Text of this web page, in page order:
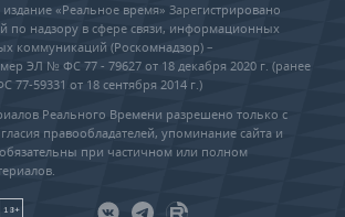
«Реальное время» Зарегистрировано
по надзору в сфере связи, информационных
коммуникаций (Роскомнадзор) –
ЭЛ № ФС 77 - 79627 от 18 декабря 2020 г. (ранее
77-59331 от 18 сентября 2014 г.)
Реального Времени разрешено только с
правообладателей, упоминание сайта и
при частичном или полном
18+